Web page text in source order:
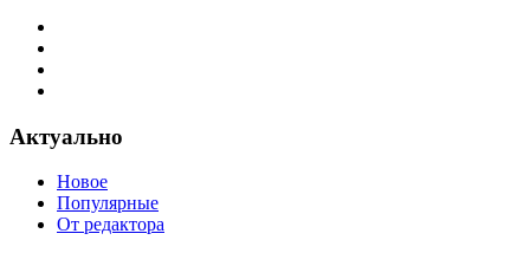
Актуально
Новое
Популярные
От редактора